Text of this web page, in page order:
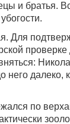
и братья.
Для
него далеко,
по